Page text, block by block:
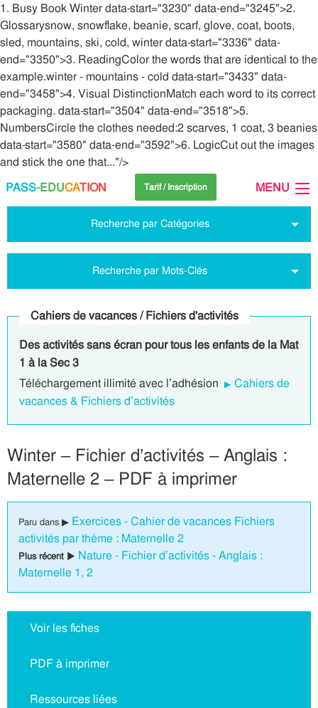
1. Busy Book Winter data-start="3230" data-end="3245">2.
Glossarysnow, snowflake, beanie, scarf, glove, coat, boots,
sled, mountains, ski, cold, winter data-start="3336" data-
end="3350">3. ReadingColor the words that are identical to the
example.winter - mountains - cold data-start="3433" data-
end="3458">4. Visual DistinctionMatch each word to its correct
packaging. data-start="3504" data-end="3518">5.
NumbersCircle the clothes needed:2 scarves, 1 coat, 3 beanies
data-start="3580" data-end="3592">6. LogicCut out the images
and stick the one that..."/>
PASS-EDUCATION Tarif / Inscription MENU
Recherche par Catégories
Recherche par Mots-Clés
Cahiers de vacances / Fichiers d'activités
Des activités sans écran pour tous les enfants de la Mat
1 à la Sec 3
Téléchargement illimité avec l’adhésion
Cahiers de
vacances & Fichiers d’activités
Winter – Fichier d’activités – Anglais :
Maternelle 2 – PDF à imprimer
Paru dans ▶ Exercices - Cahier de vacances Fichiers
activités par thème : Maternelle 2
Plus récent ▶ Nature - Fichier d’activités - Anglais :
Maternelle 1, 2
Voir les fiches
PDF à imprimer
Ressources liées